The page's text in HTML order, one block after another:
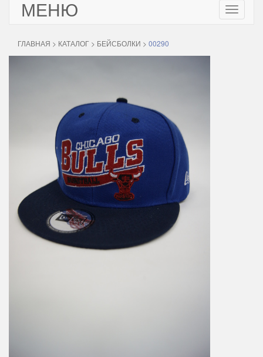
МЕНЮ
Toggle
ГЛАВНАЯ > КАТАЛОГ > БЕЙСБОЛКИ > 00290